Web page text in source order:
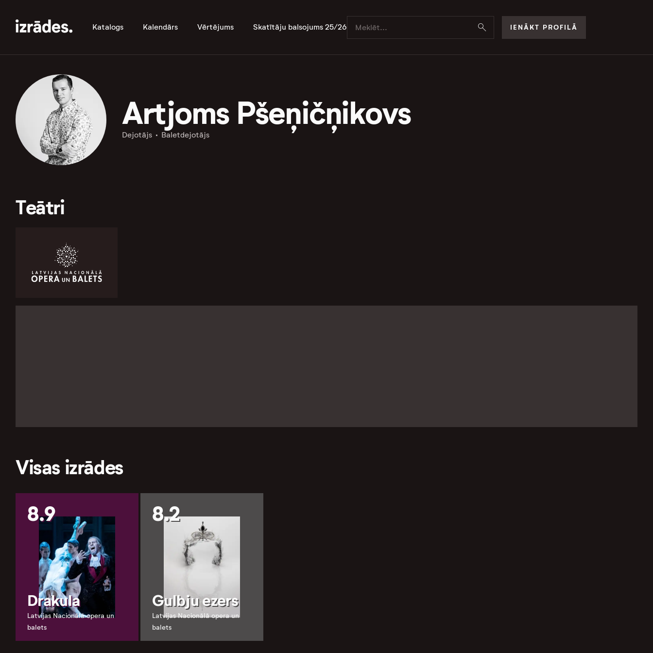
Katalogs Kalendārs Vērtējums Skatītāju balsojums 25/26 IENĀKT PROFILĀ
Artjoms Pšeņičņikovs
Dejotājs Baletdejotājs
Teātri
Visas izrādes
8.9
Drakula
Latvijas Nacionālā opera un
balets
8.2
Gulbju ezers
Latvijas Nacionālā opera un
balets